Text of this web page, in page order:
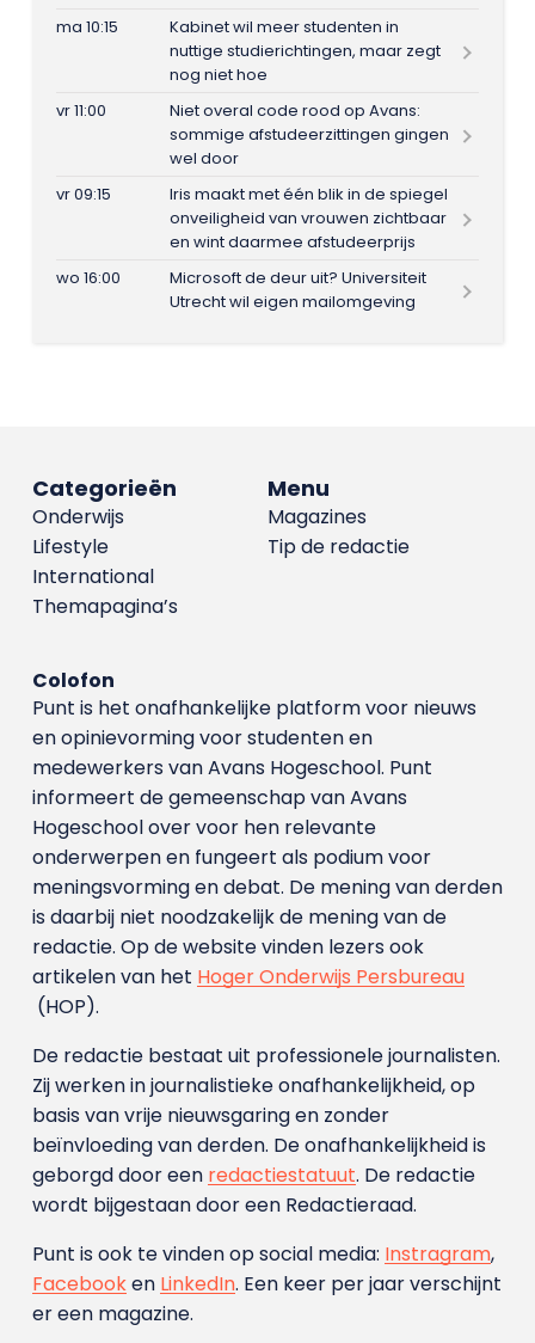
ma 10:15
Kabinet wil meer studenten in
nuttige studierichtingen, maar zegt
nog niet hoe
vr 11:00
Niet overal code rood op Avans:
sommige afstudeerzittingen gingen
wel door
vr 09:15
Iris maakt met één blik in de spiegel
onveiligheid van vrouwen zichtbaar
en wint daarmee afstudeerprijs
wo 16:00
Microsoft de deur uit? Universiteit
Utrecht wil eigen mailomgeving
Menu
Magazines
Tip de redactie
Categorieën
Onderwijs
Lifestyle
International
Themapagina’s
Colofon
Punt is het onafhankelijke platform voor nieuws
en opinievorming voor studenten en
medewerkers van Avans Hoge­school. Punt
informeert de gemeenschap van Avans
Hogeschool over voor hen relevante
onderwerpen en fungeert als podium voor
meningsvorming en debat. De mening van derden
is daarbij niet noodzakelijk de mening van de
redactie. Op de website vinden lezers ook
artikelen van het Hoger Onderwijs Persbureau
(HOP).
De redactie bestaat uit professionele journalisten.
Zij werken in journalistieke onafhankelijkheid, op
basis van vrije nieuwsgaring en zonder
beïnvloeding van derden. De onafhankelijkheid is
geborgd door een redactiestatuut. De redactie
wordt bijgestaan door een Redactieraad.
Punt is ook te vinden op social media: Instragram,
Facebooken LinkedIn. Een keer per jaar verschijnt
er een magazine.